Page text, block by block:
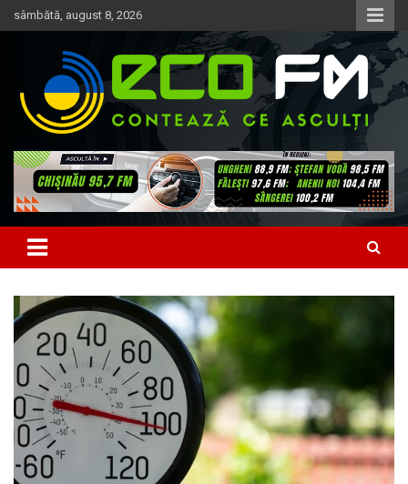
Skip
to
sâmbătă, august 8, 2026
EcoFM